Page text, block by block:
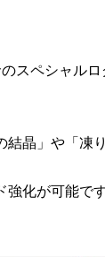
のスペシャル
結晶」や「凍
強化が可能で